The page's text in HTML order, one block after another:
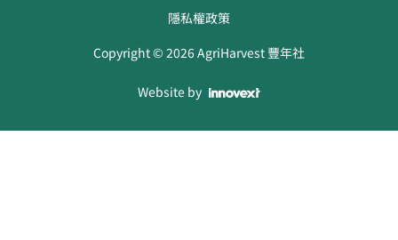
隱私權政策
Copyright ©2026AgriHarvest 豐年社
Website by